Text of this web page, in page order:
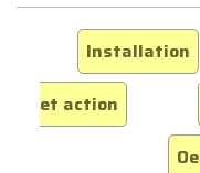
Installation
et action